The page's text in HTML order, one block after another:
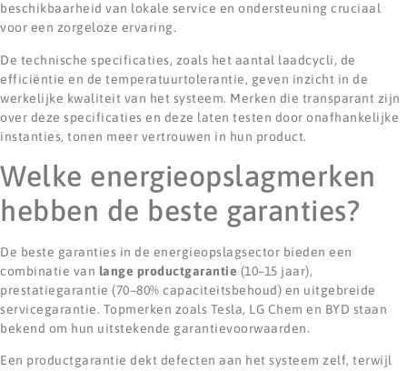
beschikbaarheid van lokale service en ondersteuning cruciaal
voor een zorgeloze ervaring.
De technische specificaties, zoals het aantal laadcycli, de
efficiëntie en de temperatuurtolerantie, geven inzicht in de
werkelijke kwaliteit van het systeem. Merken die transparant zijn
over deze specificaties en deze laten testen door onafhankelijke
instanties, tonen meer vertrouwen in hun product.
Welke energieopslagmerken
hebben de beste garanties?
De beste garanties in de energieopslagsector bieden een
combinatie van lange productgarantie (10–15 jaar),
prestatiegarantie (70–80% capaciteitsbehoud) en uitgebreide
servicegarantie. Topmerken zoals Tesla, LG Chem en BYD staan
bekend om hun uitstekende garantievoorwaarden.
Een productgarantie dekt defecten aan het systeem zelf, terwijl